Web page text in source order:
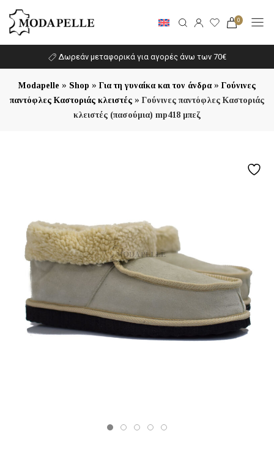
0
Δωρεάν μεταφορικά για αγορές άνω των 70€
Modapelle » Shop » Για τη γυναίκα και τον άνδρα » Γούνινες
παντόφλες Καστοριάς κλειστές » Γούνινες παντόφλες Καστοριάς
κλειστές (πασούμια) mp418 μπεζ